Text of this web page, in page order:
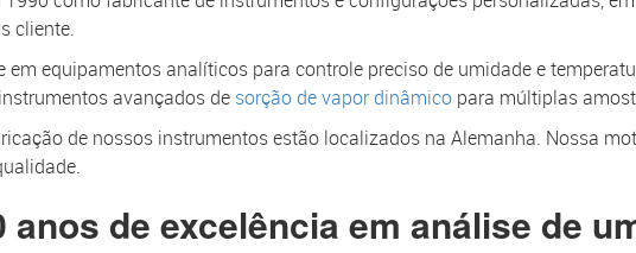
cliente.
em equipamentos analíticos para controle preciso de umidade e
avançados de sorção de vapor dinâmico para múltiplas
de nossos instrumentos estão localizados na Alemanha. Nossa
anos de excelência em análise de